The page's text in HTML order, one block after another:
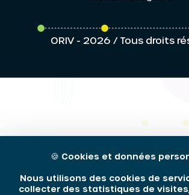
ORIV - 2026 / Tous droits
🍪 Cookies et données
Nous utilisons des cookies de
collecter des statistiques de